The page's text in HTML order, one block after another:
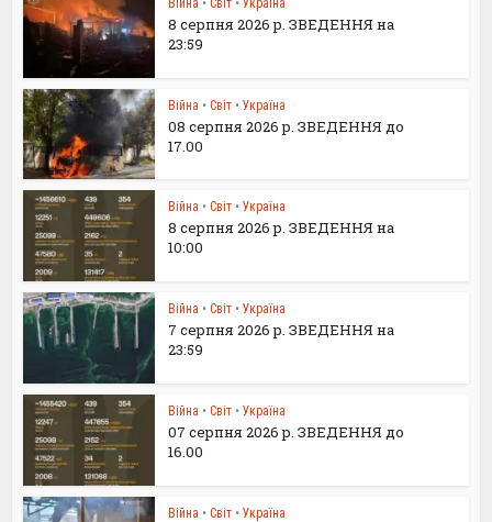
Війна • Світ • Україна
8 серпня 2026 р. ЗВЕДЕННЯ на
23:59
Війна • Світ • Україна
08 серпня 2026 р. ЗВЕДЕННЯ до
17.00
Війна • Світ • Україна
8 серпня 2026 р. ЗВЕДЕННЯ на
10:00
Війна • Світ • Україна
7 серпня 2026 р. ЗВЕДЕННЯ на
23:59
Війна • Світ • Україна
07 серпня 2026 р. ЗВЕДЕННЯ до
16.00
Війна • Світ • Україна